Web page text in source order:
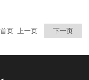
页 上一页 下一页